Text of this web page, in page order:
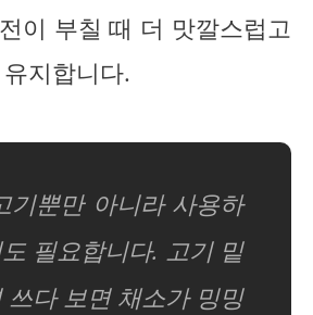
이 부칠 때 더 맛깔스럽고
지합니다.
기뿐만 아니라 사용하
필요합니다. 고기 밑
쓰다 보면 채소가 밍밍